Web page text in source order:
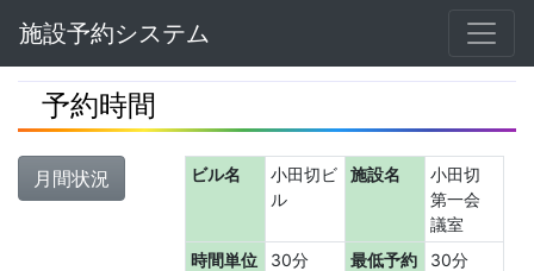
Navbar
施設予約システム
予約時間
月間状況 ビル名
小田切ビ
ル
施設名
小田切
第一会
議室
時間単位
30分
最低予約
30分